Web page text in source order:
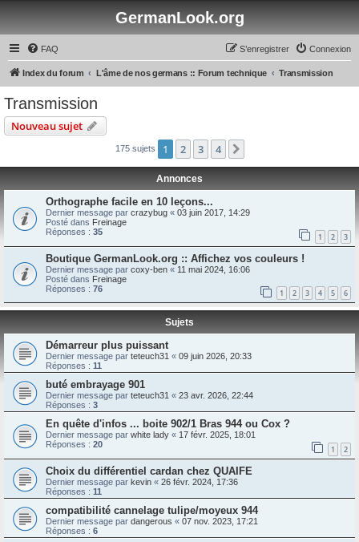
GermanLook.org
FAQ Connexion
S’enregistrer
Index du forum L'âme de nos germans :: Forum technique Transmission
Transmission
Nouveau sujet
175 sujets 1 2 3 4
Annonces
Orthographe facile en 10 leçons...
Dernier message par crazybug « 03 juin 2017, 14:29
Posté dans Freinage
Réponses : 35 1 2 3
Boutique GermanLook.org :: Affichez vos couleurs !
Dernier message par coxy-ben « 11 mai 2024, 16:06
Posté dans Freinage
Réponses : 76 1 2 3 4 5 6
Sujets
Démarreur plus puissant
Dernier message par teteuch31 « 09 juin 2026, 20:33
Réponses : 11
buté embrayage 901
Dernier message par teteuch31 « 23 avr. 2026, 22:44
Réponses : 3
En quête d'infos ... boite 902/1 Bras 944 ou Cox ?
Dernier message par white lady « 17 févr. 2025, 18:01
Réponses : 20 1 2
Choix du différentiel cardan chez QUAIFE
Dernier message par kevin « 26 févr. 2024, 17:36
Réponses : 11
compatibilité cannelage tulipe/moyeux 944
Dernier message par dangerous « 07 nov. 2023, 17:21
Réponses : 6